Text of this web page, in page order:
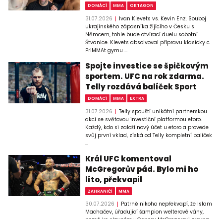
DOMÁCÍ MMA OKTAGON
31.07.2026
Ivan Klevets vs. Kevin Enz. Souboj
ukrajinského zápasníka žijícího v Česku s
Němcem, tohle bude otvírací duelu sobotní
Štvanice. Klevets absolvoval přípravu klasicky c
PriMMAt gymu ...
Spojte investice se špičkovým
sportem. UFC na rok zdarma.
Telly rozdává balíček Sport
DOMÁCÍ MMA EXTRA
31.07.2026
Telly spouští unikátní partnerskou
akci se světovou investiční platformou etoro.
Každý, kdo si založí nový účet u etoro a provede
svůj první vklad, získá od Telly kompletní balíček
...
Král UFC komentoval
McGregorův pád. Bylo mi ho
líto, překvapil
ZAHRANIČÍ MMA
30.07.2026
Patrně nikoho nepřekvapí, že Islam
Machačev, úřadující šampion welterové váhy,